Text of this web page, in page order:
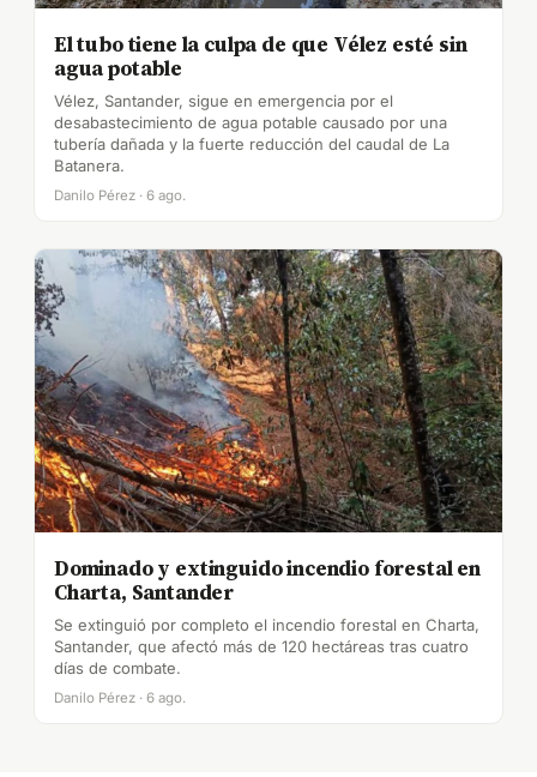
El tubo tiene la culpa de que Vélez esté sin
agua potable
Vélez, Santander, sigue en emergencia por el
desabastecimiento de agua potable causado por una
tubería dañada y la fuerte reducción del caudal de La
Batanera.
Danilo Pérez · 6 ago.
Dominado y extinguido incendio forestal en
Charta, Santander
Se extinguió por completo el incendio forestal en Charta,
Santander, que afectó más de 120 hectáreas tras cuatro
días de combate.
Danilo Pérez · 6 ago.